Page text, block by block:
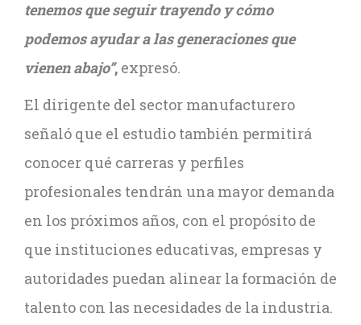
tenemos que seguir trayendo y cómo
podemos ayudar a las generaciones que
vienen abajo”, expresó.
El dirigente del sector manufacturero
señaló que el estudio también permitirá
conocer qué carreras y perfiles
profesionales tendrán una mayor demanda
en los próximos años, con el propósito de
que instituciones educativas, empresas y
autoridades puedan alinear la formación de
talento con las necesidades de la industria.